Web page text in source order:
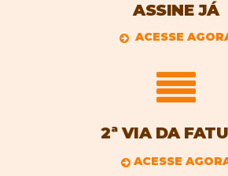
ASSINE JÁ
ACESSE
2ª VIA DA
ACESSE